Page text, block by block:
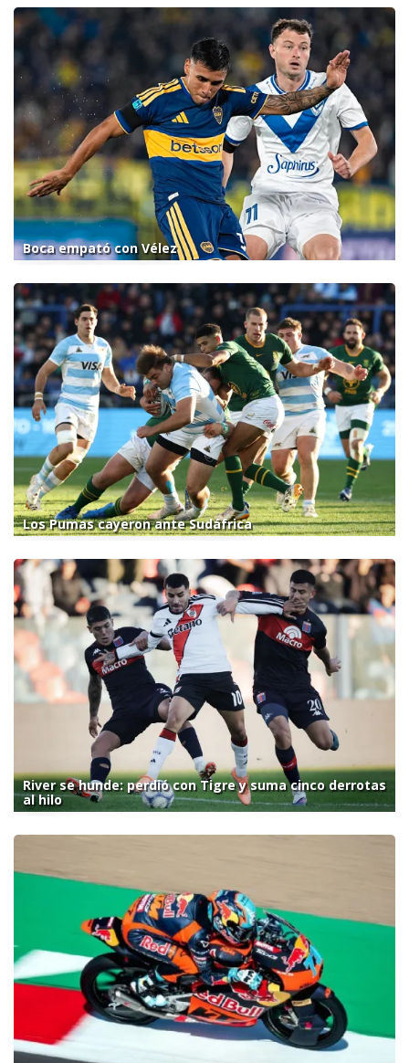
Boca empató con Vélez
Los Pumas cayeron ante Sudáfrica
River se hunde: perdió con Tigre y suma cinco derrotas
al hilo